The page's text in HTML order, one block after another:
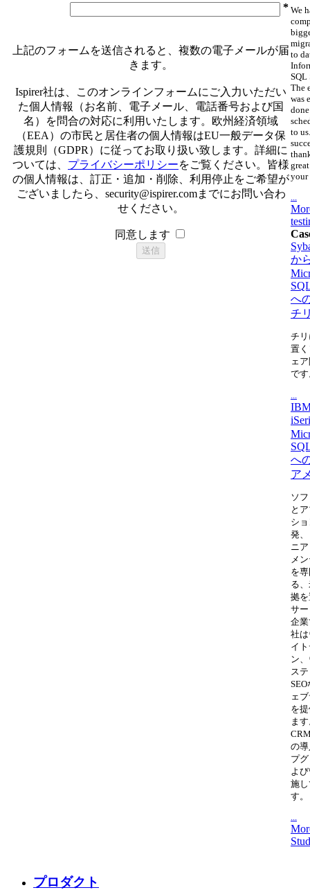
*
上記のフォームを送信されると、複数の電子メールが届
きます。
Ispirer社は、このオンラインフォームにご入力いただい
た個人情報（お名前、電子メール、電話番号および国
名）を問合の対応に利用いたします。欧州経済領域
（EEA）の市民と居住者の個人情報はEU一般データ保
護規則（GDPR）に従ってお取り扱い致します。詳細に
ついては、 プライバシーポリシーをご覧ください。皆様
の個人情報は、訂正・追加・削除、利用停止をご希望が
ございましたら、 security@ispirer.comまでにお問い合わ
せください。
同意します
We
to
SQL
The
was
to
your
か
へ
チ
チ
置
ェ
で
へ
ア
ソ
と
シ
発
ニ
メ
を
る
拠
サ
企
社
イ
ン
ス
ェ
を
ま
の
プ
よ
施
す。
...
プロダクト